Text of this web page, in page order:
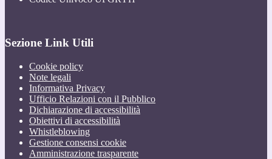
Sezione Link Utili
Cookie policy
Note legali
Informativa Privacy
Ufficio Relazioni con il Pubblico
Dichiarazione di accessibilità
Obiettivi di accessibilità
Whistleblowing
Gestione consensi cookie
Amministrazione trasparente